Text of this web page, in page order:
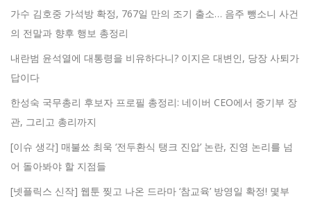
가수 김호중 가석방 확정, 767일 만의 조기 출소… 음주 뺑소니 사건
의 전말과 향후 행보 총정리
내란범 윤석열에 대통령을 비유하다니? 이지은 대변인, 당장 사퇴가
답이다
한성숙 국무총리 후보자 프로필 총정리: 네이버 CEO에서 중기부 장
관, 그리고 총리까지
[이슈 생각] 매불쑈 최욱 ‘전두환식 탱크 진압’ 논란, 진영 논리를 넘
어 돌아봐야 할 지점들
[넷플릭스 신작] 웹툰 찢고 나온 드라마 ‘참교육’ 방영일 확정! 몇부